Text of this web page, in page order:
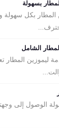
بسهولة
بكل سهولة
الشامل
المطار
الوصول إلى